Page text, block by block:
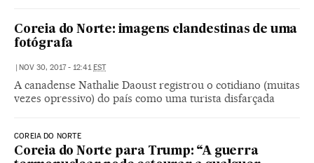
Coreia do Norte: imagens clandestinas de uma
fotógrafa
| NOV 30, 2017 - 12:41EST
A canadense Nathalie Daoust registrou o cotidiano (muitas
vezes opressivo) do país como uma turista disfarçada
COREIA DO NORTE
Coreia do Norte para Trump: “A guerra